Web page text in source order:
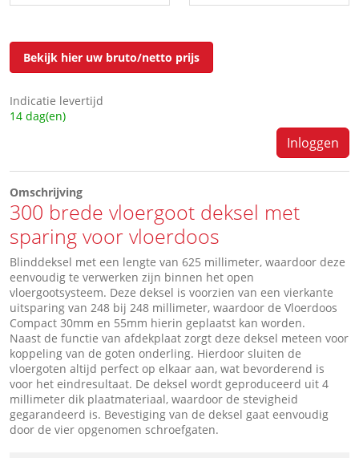
Bekijk hier uw bruto/netto prijs
Indicatie levertijd
14 dag(en)
Inloggen
Omschrijving
300 brede vloergoot deksel met
sparing voor vloerdoos
Blinddeksel met een lengte van 625 millimeter, waardoor deze
eenvoudig te verwerken zijn binnen het open
vloergootsysteem. Deze deksel is voorzien van een vierkante
uitsparing van 248 bij 248 millimeter, waardoor de Vloerdoos
Compact 30mm en 55mm hierin geplaatst kan worden.
Naast de functie van afdekplaat zorgt deze deksel meteen voor
koppeling van de goten onderling. Hierdoor sluiten de
vloergoten altijd perfect op elkaar aan, wat bevorderend is
voor het eindresultaat. De deksel wordt geproduceerd uit 4
millimeter dik plaatmateriaal, waardoor de stevigheid
gegarandeerd is. Bevestiging van de deksel gaat eenvoudig
door de vier opgenomen schroefgaten.